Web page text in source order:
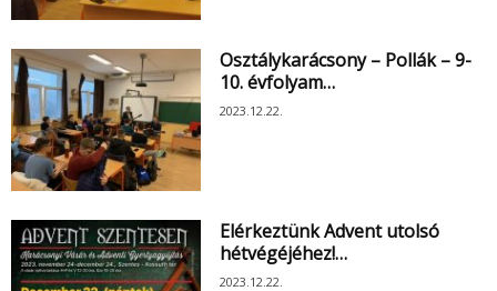
Osztálykarácsony – Pollák – 9-
10. évfolyam…
2023.12.22.
Elérkeztünk Advent utolsó
hétvégéjéhez!…
2023.12.22.